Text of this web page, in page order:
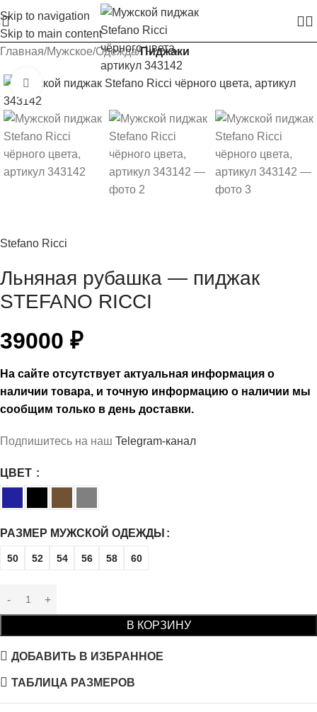
Skip to navigation
Skip to main content
Главная Мужское Одежда Пиджаки
Увеличить изображение
Stefano Ricci
Льняная рубашка — пиджак
STEFANO RICCI
39000 ₽
На сайте отсутствует актуальная информация о
наличии товара, и точную информацию о наличии мы
сообщим только в день доставки.
Подпишитесь на наш Telegram-канал
ЦВЕТ
РАЗМЕР МУЖСКОЙ ОДЕЖДЫ
50 52 54 56 58 60
В КОРЗИНУ
ДОБАВИТЬ В ИЗБРАННОЕ
ТАБЛИЦА РАЗМЕРОВ